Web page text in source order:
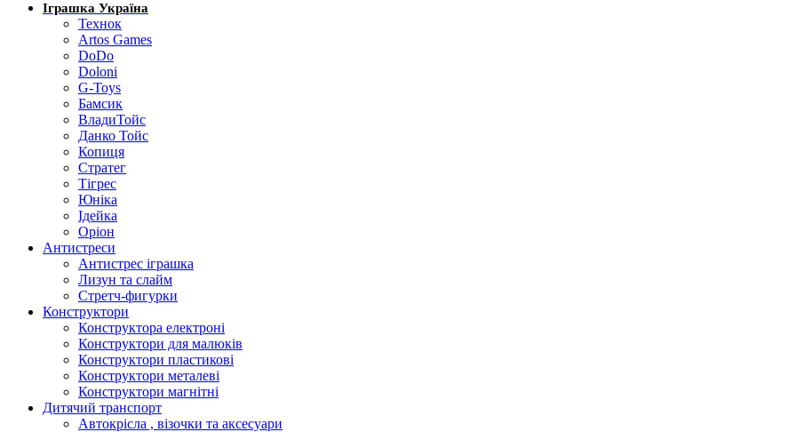
Іграшка Україна
Технок
Artos Games
DoDo
Doloni
G-Toys
Бамсик
ВладиТойс
Данко Тойс
Копиця
Стратег
Тігрес
Юніка
Ідейка
Оріон
Антистреси
Антистрес іграшка
Лизун та слайм
Стретч-фигурки
Конструктори
Конструктора електроні
Конструктори для малюків
Конструктори пластикові
Конструктори металеві
Конструктори магнітні
Дитячий транспорт
Автокрісла , візочки та аксесуари